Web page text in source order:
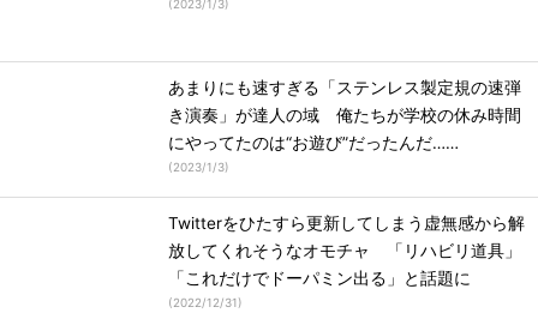
(2023/1/3)
あまりにも速すぎる「ステンレス製定規の速弾
き演奏」が達人の域 俺たちが学校の休み時間
にやってたのは“お遊び”だったんだ……
(2023/1/3)
Twitterをひたすら更新してしまう虚無感から解
放してくれそうなオモチャ 「リハビリ道具」
「これだけでドーパミン出る」と話題に
(2022/12/31)